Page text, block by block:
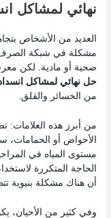
نهائي لمشاكل
العديد من الأشخاص
مشكلة في شبكة الصرف،
صحية أو مادية. لكن
حل نهائي لمشاكل
من الخسائر والقلق.
من أبرز هذه العلامات:
الأحواض أو الحمامات،
مستوى المياه في
الحاجة المتكررة
أن هناك مشكلة بنيوية
وفي كثير من الأحيان،